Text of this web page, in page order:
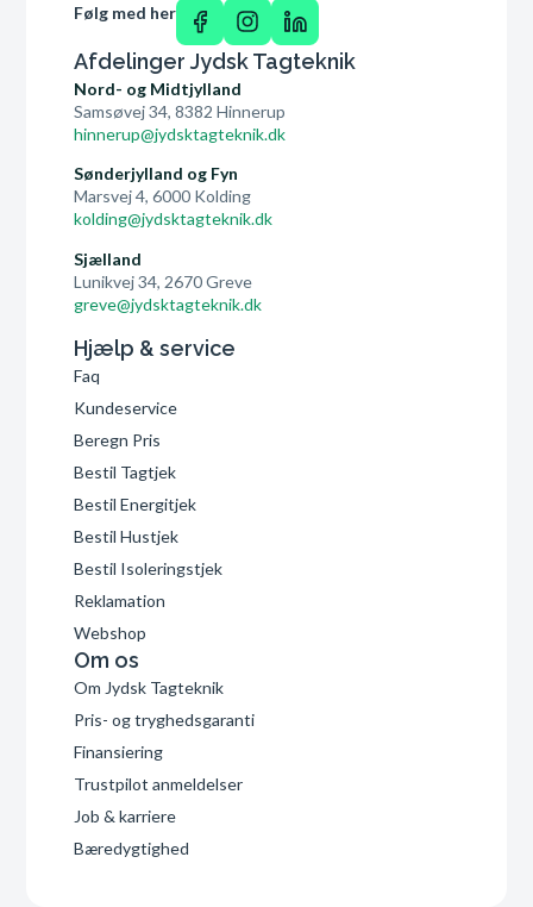
Følg med her
Afdelinger Jydsk Tagteknik
Nord- og Midtjylland
Samsøvej 34, 8382 Hinnerup
hinnerup@jydsktagteknik.dk
Sønderjylland og Fyn
Marsvej 4, 6000 Kolding
kolding@jydsktagteknik.dk
Sjælland
Lunikvej 34, 2670 Greve
greve@jydsktagteknik.dk
Hjælp & service
Faq
Kundeservice
Beregn Pris
Bestil Tagtjek
Bestil Energitjek
Bestil Hustjek
Bestil Isoleringstjek
Reklamation
Webshop
Om os
Om Jydsk Tagteknik
Pris- og tryghedsgaranti
Finansiering
Trustpilot anmeldelser
Job & karriere
Bæredygtighed